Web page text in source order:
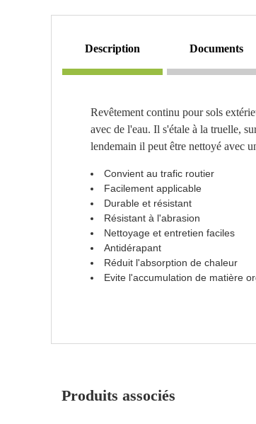
description documents
Revêtement continu pour sols
avec de l'eau. Il s'étale à la truelle,
lendemain il peut être nettoyé avec
Convient au trafic routier
Facilement applicable
Durable et résistant
Résistant à l'abrasion
Nettoyage et entretien faciles
Antidérapant
Réduit l'absorption de chaleur
Evite l'accumulation de matière
Produits associés